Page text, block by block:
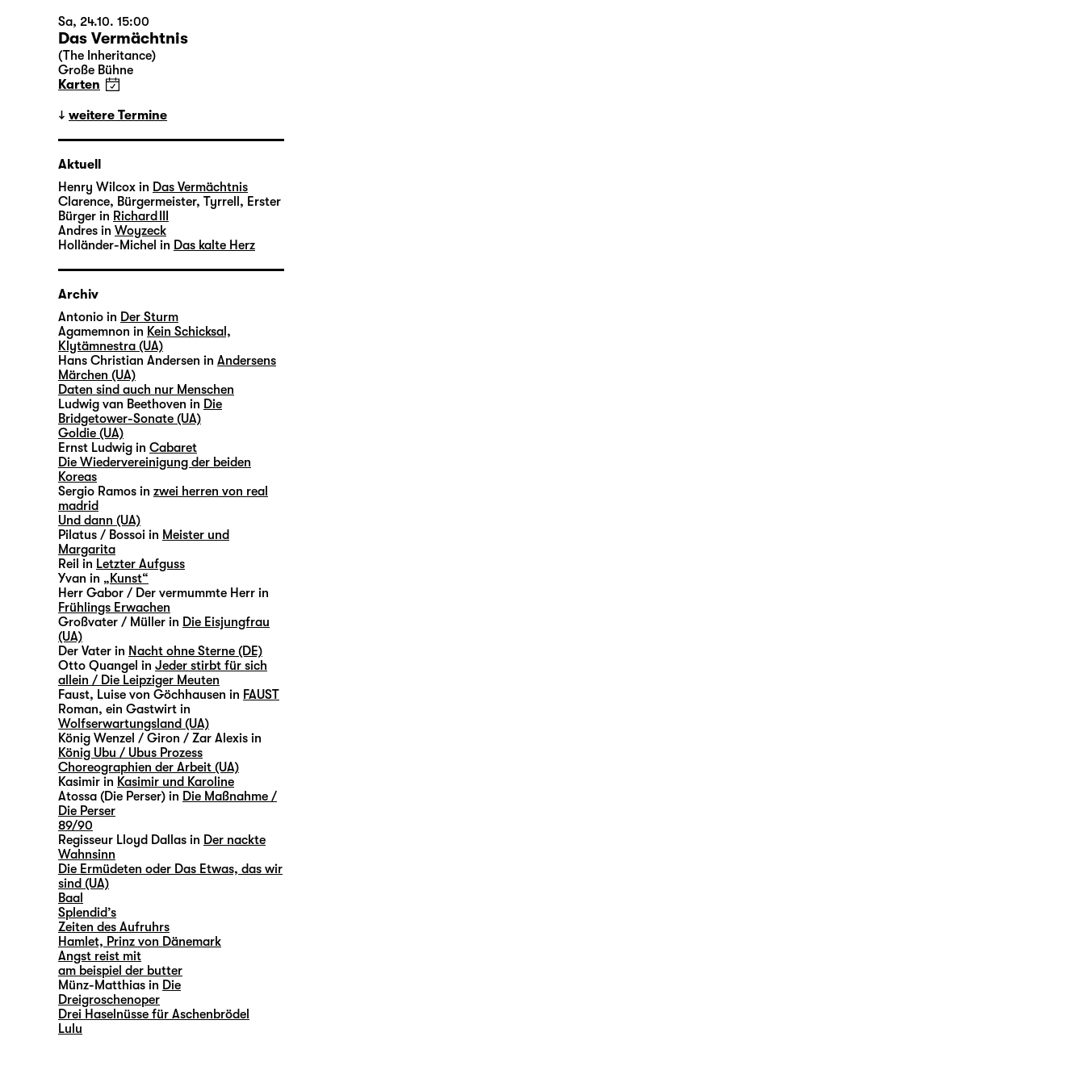
Sa, 24.10. 15:00
Das Vermächtnis
(The Inheritance)
Große Bühne
Karten
weitere Termine
Aktuell
Henry Wilcox in Das Vermächtnis
Clarence, Bürgermeister, Tyrrell, Erster
Bürger in Richard III
Andres in Woyzeck
Holländer-Michel in Das kalte Herz
Archiv
Antonio in Der Sturm
Agamemnon in Kein Schicksal,
Klytämnestra (UA)
Hans Christian Andersen in Andersens
Märchen (UA)
Daten sind auch nur Menschen
Ludwig van Beethoven in Die
Bridgetower-Sonate (UA)
Goldie (UA)
Ernst Ludwig in Cabaret
Die Wiedervereinigung der beiden
Koreas
Sergio Ramos in zwei herren von real
madrid
Und dann (UA)
Pilatus / Bossoi in Meister und
Margarita
Reil in Letzter Aufguss
Yvan in „Kunst“
Herr Gabor / Der vermummte Herr in
Frühlings Erwachen
Großvater / Müller in Die Eisjungfrau
(UA)
Der Vater in Nacht ohne Sterne (DE)
Otto Quangel in Jeder stirbt für sich
allein / Die Leipziger Meuten
Faust, Luise von Göchhausen in FAUST
Roman, ein Gastwirt in
Wolfserwartungsland (UA)
König Wenzel / Giron / Zar Alexis in
König Ubu / Ubus Prozess
Choreographien der Arbeit (UA)
Kasimir in Kasimir und Karoline
Atossa (Die Perser) in Die Maßnahme /
Die Perser
89/90
Regisseur Lloyd Dallas in Der nackte
Wahnsinn
Die Ermüdeten oder Das Etwas, das wir
sind (UA)
Baal
Splendid’s
Zeiten des Aufruhrs
Hamlet, Prinz von Dänemark
Angst reist mit
am beispiel der butter
Münz-Matthias in Die
Dreigroschenoper
Drei Haselnüsse für Aschenbrödel
Lulu